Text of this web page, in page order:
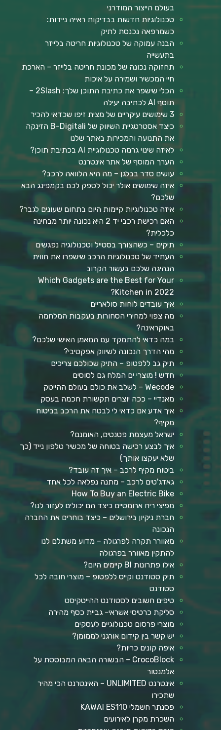
בעולם הייצור המודרני
טכנולוגיות חדשות בבדיקות ראייה ניידות:
כשמרפאה נכנסת לתיק
הבנה עמוקה של טכנולוגיות חריטה בלייזר
בתעשייה
תחזוקה נכונה של מכונת חריטה בלייזר – הארכת
חיי המכשיר ושמירה על איכות
הכלי שישפר את כתיבת התוכן שלך: 2Slash –
תוסף AI לכתיבה יעילה
3 שימושים עיקריים של מצית זיפו שכדאי להכיר
כיצד אסטרטגיית השיווק של B-Digitali הזינקה
את התנועה והמכירות באתר שלנו
לאיזה שינוי גרמה טכנולוגיית AI בכתיבת תוכן?
הערך המוסף של אתר אינטרנט
עושים סדר בבלגן – מה היא הלוואה לרכב?
איזה שימושים אולר יכול לספק לכם בקמפינג הבא
שלכם?
איזה טכנולוגיות קיימות היום בתחום שעונים לגבר?
האם רכישת רכבי יד 2 היא נכונה יותר מבחינה
כלכלית?
תיקים – כשהצורך בסטייל וטכנולוגיה נפגשים
העתיד של טכנולוגיות הרכב שישפרו את חווית
הנהיגה שלכם בעשור הקרוב
Which Gadgets are the Best for Your
Kitchen in 2022?
איך עובדים לוחות סולאריים
מה צפוי למחירי הסחורות בעקבות המלחמה
באוקראינה?
במה כדאי להתמקד עם המאמן האישי שלכם?
מהי הדרך הנכונה לשיווק אפקטיבי?
תיק גב ללפטופ – התיק שכולכם צריכים
חדש ! מוצרי ים המלח גם לסוסים
Wecode – לשלב את כולם בעולם ההייטק
מאנדיי – ככה יוצרים תקשורת חכמה בעסק
איך אדע אם כדאי לי לבטח את הרכב בביטוח
מקיף?
ישראל מעצמת פטנטים, האומנם?
איך לבצע רכישה בטוחה של מכשיר טלפון נייד (כך
שלא יעקצו אותך)
ביטוח מקיף לרכב – איך זה עובד?
גאדג'טים לרכב – מתנה נפלאה לכל אחד
How To Buy an Electric Bike
מפיצי ריח ארומטיים כיצד הם יכולים לעזור לנו?
חברת ניקיון בירושלים – כיצד בוחרים את החברה
הנכונה
מאוורר תקרה לפרגולה – מדוע משתלם לנו
להתקין מאוורר בפרגולה
אילו פתרונות BI קיימים היום?
תיק סטודנט וקייס ללפטופ – מוצרי חובה לכל
סטודנט
טיפים חשובים לסטודנט ההייטקיסט
סליקת כרטיסי אשראי- גביית כסף מהירה
מוצרי פרסום טכנולוגיים לעסקים
יש קשר בין קידום אורגני לממומן?
איפה קונים כריות?
CrocoBlock – הבשורה הבאה המבוססת על
אלמנטור
אינטרנט UNLIMITED – האינטרנט הכי מהיר
שתכירו
פסנתר חשמלי KAWAI ES110
השכרת מקרן לאירועים